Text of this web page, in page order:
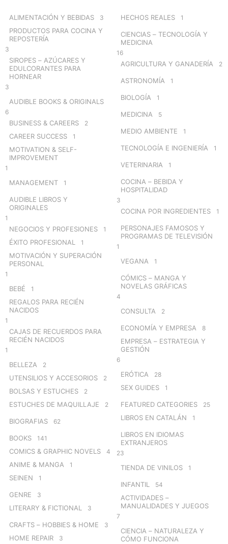
ALIMENTACIÓN Y BEBIDAS 3
PRODUCTOS PARA COCINA Y
REPOSTERÍA
3
SIROPES – AZÚCARES Y
EDULCORANTES PARA
HORNEAR
3
AUDIBLE BOOKS & ORIGINALS
6
BUSINESS & CAREERS 2
CAREER SUCCESS 1
MOTIVATION & SELF-
IMPROVEMENT
1
MANAGEMENT 1
AUDIBLE LIBROS Y
ORIGINALES
1
NEGOCIOS Y PROFESIONES 1
ÉXITO PROFESIONAL 1
MOTIVACIÓN Y SUPERACIÓN
PERSONAL
1
BEBÉ 1
REGALOS PARA RECIÉN
NACIDOS
1
CAJAS DE RECUERDOS PARA
RECIÉN NACIDOS
1
BELLEZA 2
UTENSILIOS Y ACCESORIOS 2
BOLSAS Y ESTUCHES 2
ESTUCHES DE MAQUILLAJE 2
BIOGRAFIAS 62
BOOKS 141
COMICS & GRAPHIC NOVELS 4
ANIME & MANGA 1
SEINEN 1
GENRE 3
LITERARY & FICTIONAL 3
CRAFTS – HOBBIES & HOME 3
HOME REPAIR 3
HECHOS REALES 1
CIENCIAS – TECNOLOGÍA Y
MEDICINA
16
AGRICULTURA Y GANADERÍA 2
ASTRONOMÍA 1
BIOLOGÍA 1
MEDICINA 5
MEDIO AMBIENTE 1
TECNOLOGÍA E INGENIERÍA 1
VETERINARIA 1
COCINA – BEBIDA Y
HOSPITALIDAD
3
COCINA POR INGREDIENTES 1
PERSONAJES FAMOSOS Y
PROGRAMAS DE TELEVISIÓN
1
VEGANA 1
CÓMICS – MANGA Y
NOVELAS GRÁFICAS
4
CONSULTA 2
ECONOMÍA Y EMPRESA 8
EMPRESA – ESTRATEGIA Y
GESTIÓN
6
ERÓTICA 28
SEX GUIDES 1
FEATURED CATEGORIES 25
LIBROS EN CATALÁN 1
LIBROS EN IDIOMAS
EXTRANJEROS
23
TIENDA DE VINILOS 1
INFANTIL 54
ACTIVIDADES –
MANUALIDADES Y JUEGOS
7
CIENCIA – NATURALEZA Y
CÓMO FUNCIONA